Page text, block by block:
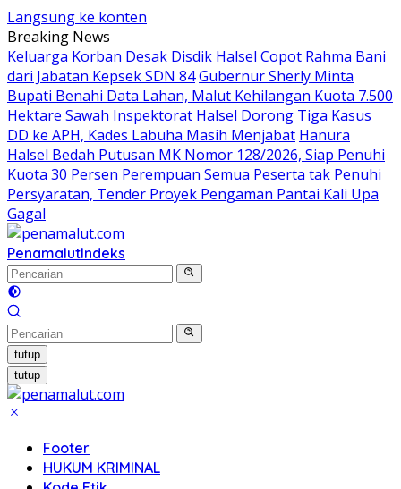
Langsung ke konten
Breaking News
Keluarga Korban Desak Disdik Halsel Copot Rahma Bani
dari Jabatan Kepsek SDN 84Gubernur Sherly Minta
Bupati Benahi Data Lahan, Malut Kehilangan Kuota 7.500
Hektare Sawah Inspektorat Halsel Dorong Tiga Kasus
DD ke APH, Kades Labuha Masih Menjabat Hanura
Halsel Bedah Putusan MK Nomor 128/2026, Siap Penuhi
Kuota 30 Persen Perempuan Semua Peserta tak Penuhi
Persyaratan, Tender Proyek Pengaman Pantai Kali Upa
Gagal
PenamalutIndeks
tutup
tutup
Footer
HUKUM KRIMINAL